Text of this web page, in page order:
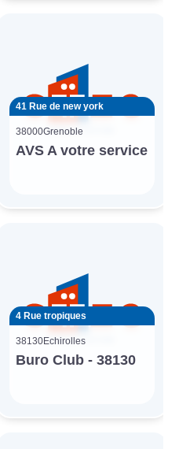
41 Rue de new york
38000Grenoble
AVS A votre service
4 Rue tropiques
38130Echirolles
Buro Club - 38130